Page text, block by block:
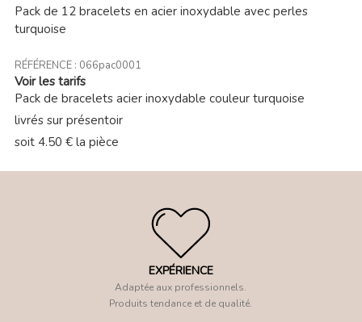
Pack de 12 bracelets en acier inoxydable avec perles
turquoise
RÉFÉRENCE : 066pac0001
Voir les tarifs
Pack de bracelets acier inoxydable couleur turquoise
livrés sur présentoir
soit 4.50 € la pièce
EXPÉRIENCE
Adaptée aux professionnels.
Produits tendance et de qualité.